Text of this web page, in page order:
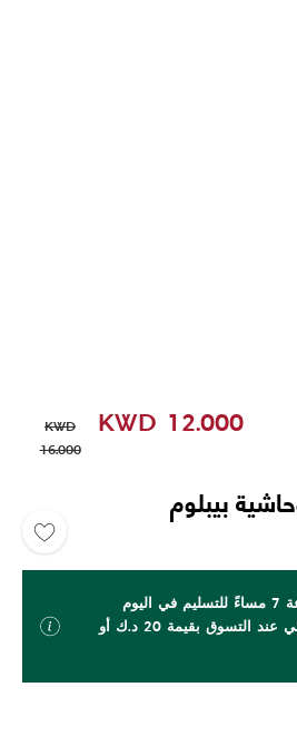
KWD 12.000
KWD
16.000
بيبلوم
اطلب بحلول الساعة 7 مساءً للتسليم في اليوم
التالي. توصيل مجاني عند التسوق بقيمة 20 د.ك أو